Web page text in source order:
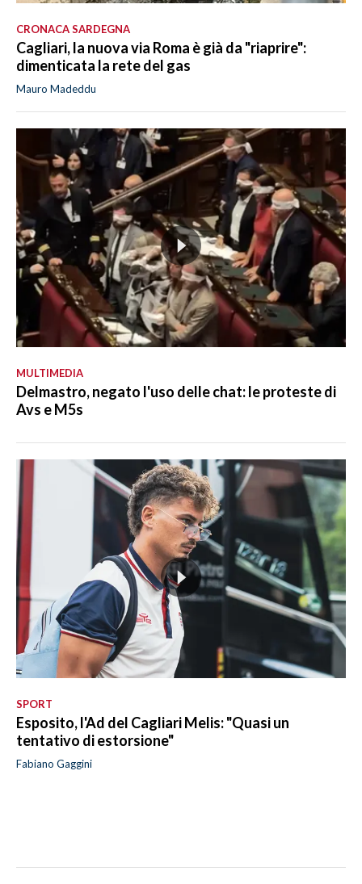
CRONACA SARDEGNA
Cagliari, la nuova via Roma è già da "riaprire":
dimenticata la rete del gas
Mauro Madeddu
MULTIMEDIA
Delmastro, negato l'uso delle chat: le proteste di
Avs e M5s
SPORT
Esposito, l'Ad del Cagliari Melis: "Quasi un
tentativo di estorsione"
Fabiano Gaggini